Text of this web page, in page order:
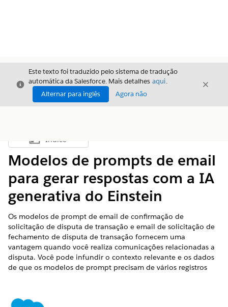
Fechar
Este texto foi traduzido pelo sistema de tradução
automática da Salesforce. Mais detalhes aqui.
Alternar para inglês
Agora não
Fechar
Mostrar índice
Índice
Modelos de prompts de email
para gerar respostas com a IA
generativa do Einstein
Os modelos de prompt de email de confirmação de
solicitação de disputa de transação e email de solicitação de
fechamento de disputa de transação fornecem uma
vantagem quando você realiza comunicações relacionadas a
disputa. Você pode infundir o contexto relevante e os dados
de que os modelos de prompt precisam de vários registros